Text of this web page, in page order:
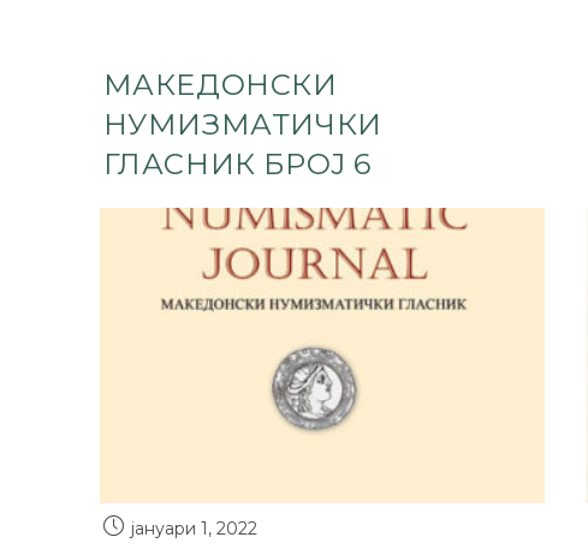
МАКЕДОНСКИ
НУМИЗМАТИЧКИ
ГЛАСНИК БРОЈ 6
јануари 1, 2022